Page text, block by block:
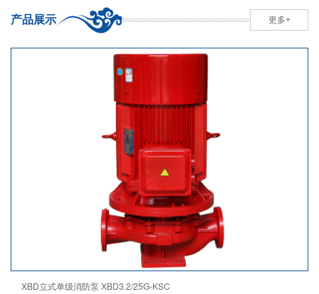
产品展示 更多+
XBD立式单级消防泵 XBD3.2/25G-KSC